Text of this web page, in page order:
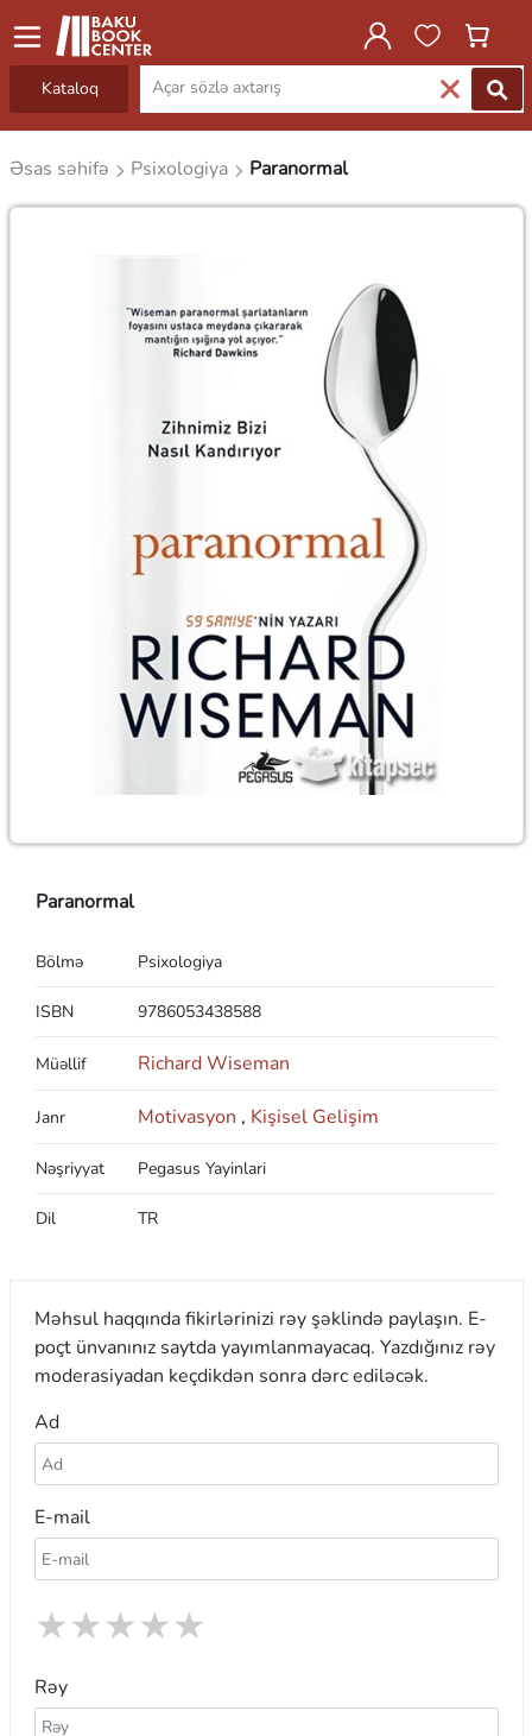
Kataloq
Əsas səhifə Psixologiya Paranormal
Paranormal
Bölmə Psixologiya
ISBN 9786053438588
Müəllif Richard Wiseman
Janr Motivasyon , Kişisel Gelişim
Nəşriyyat Pegasus Yayinlari
Dil TR
Məhsul haqqında fikirlərinizi rəy şəklində paylaşın. E-
poçt ünvanınız saytda yayımlanmayacaq. Yazdığınız rəy
moderasiyadan keçdikdən sonra dərc ediləcək.
Ad
E-mail
★
★
★
★
★
Rəy